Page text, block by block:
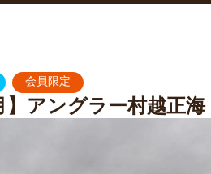
会員限定
】アングラー村越正